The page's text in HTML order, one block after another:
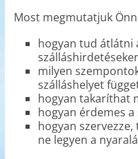
Most megmutatjuk
hogyan tud átlátni
milyen
szálláshelyet
hogyan takaríthat
hogyan érdemes
hogyan
ne legyen a